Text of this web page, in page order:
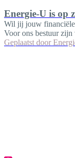
Energie-U is op
Wil jij jouw financiële
Voor ons bestuur zijn
Geplaatst door